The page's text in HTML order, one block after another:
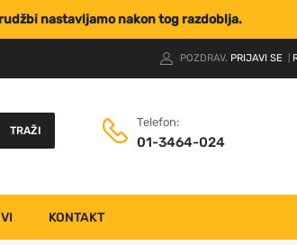
nastavljamo nakon tog razdoblja.
POZDRAV. PRIJAVI SE
TRAŽI
Telefon:
01-3464-024
KONTAKT